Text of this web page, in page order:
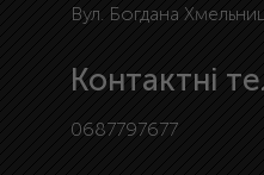
Вул. Богдана
Контактні
0687797677